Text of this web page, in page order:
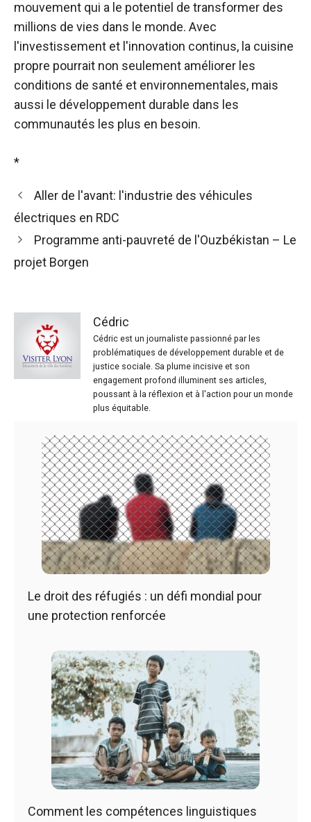
mouvement qui a le potentiel de transformer des
millions de vies dans le monde. Avec
l'investissement et l'innovation continus, la cuisine
propre pourrait non seulement améliorer les
conditions de santé et environnementales, mais
aussi le développement durable dans les
communautés les plus en besoin.
*
Aller de l'avant: l'industrie des véhicules
électriques en RDC
Programme anti-pauvreté de l'Ouzbékistan – Le
projet Borgen
Cédric
Cédric est un journaliste passionné par les
problématiques de développement durable et de
justice sociale. Sa plume incisive et son
engagement profond illuminent ses articles,
poussant à la réflexion et à l'action pour un monde
plus équitable.
Le droit des réfugiés : un défi mondial pour
une protection renforcée
Comment les compétences linguistiques